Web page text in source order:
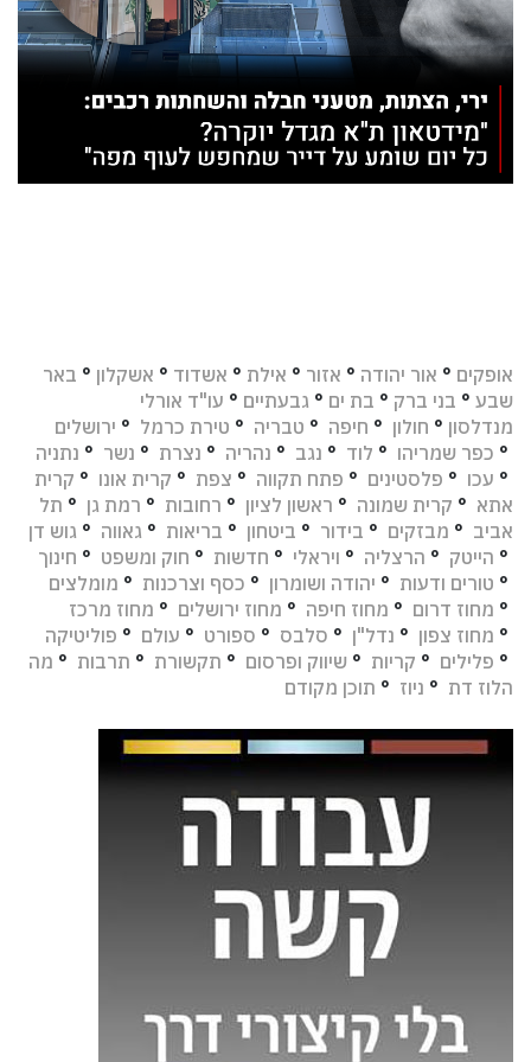
אופקים ° אור יהודה ° אזור ° אילת ° אשדוד ° אשקלון ° באר
שבע ° בני ברק ° בת ים ° גבעתיים ° עו"ד אורלי
מנדלסון ° חולון ° חיפה ° טבריה ° טירת כרמל ° ירושלים
° כפר שמריהו ° לוד ° נגב ° נהריה ° נצרת ° נשר ° נתניה
° עכו ° פלסטינים ° פתח תקווה ° צפת ° קרית אונו ° קרית
אתא ° קרית שמונה ° ראשון לציון ° רחובות ° רמת גן ° תל
אביב ° מבזקים ° בידור ° ביטחון ° בריאות ° גאווה ° גוש דן
° הייטק ° הרצליה ° ויראלי ° חדשות ° חוק ומשפט ° חינוך
° טורים ודעות ° יהודה ושומרון ° כסף וצרכנות ° מומלצים
° מחוז דרום ° מחוז חיפה ° מחוז ירושלים ° מחוז מרכז
° מחוז צפון ° נדל"ן ° סלבס ° ספורט ° עולם ° פוליטיקה
° פלילים ° קריות ° שיווק ופרסום ° תקשורת ° תרבות ° מה
הלוז דת ° ניוז ° תוכן מקודם